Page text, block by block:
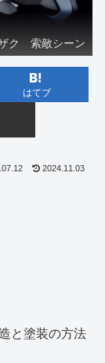
ク 索敵シーン
はてブ
2024.11.03
と塗装の方法